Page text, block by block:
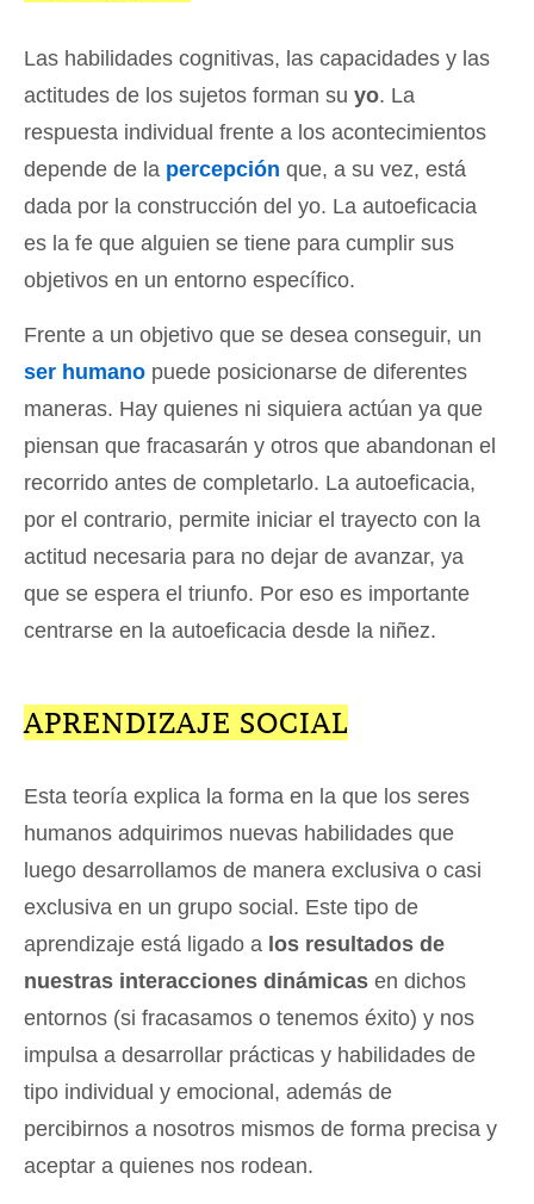
Las habilidades cognitivas, las capacidades y las
actitudes de los sujetos forman su yo. La
respuesta individual frente a los acontecimientos
depende de la percepción que, a su vez, está
dada por la construcción del yo. La autoeficacia
es la fe que alguien se tiene para cumplir sus
objetivos en un entorno específico.
Frente a un objetivo que se desea conseguir, un
ser humano puede posicionarse de diferentes
maneras. Hay quienes ni siquiera actúan ya que
piensan que fracasarán y otros que abandonan el
recorrido antes de completarlo. La autoeficacia,
por el contrario, permite iniciar el trayecto con la
actitud necesaria para no dejar de avanzar, ya
que se espera el triunfo. Por eso es importante
centrarse en la autoeficacia desde la niñez.
APRENDIZAJE SOCIAL
Esta teoría explica la forma en la que los seres
humanos adquirimos nuevas habilidades que
luego desarrollamos de manera exclusiva o casi
exclusiva en un grupo social. Este tipo de
aprendizaje está ligado a los resultados de
nuestras interacciones dinámicas en dichos
entornos (si fracasamos o tenemos éxito) y nos
impulsa a desarrollar prácticas y habilidades de
tipo individual y emocional, además de
percibirnos a nosotros mismos de forma precisa y
aceptar a quienes nos rodean.